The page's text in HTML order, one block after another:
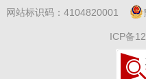
网站标识码：4104820001
ICP备